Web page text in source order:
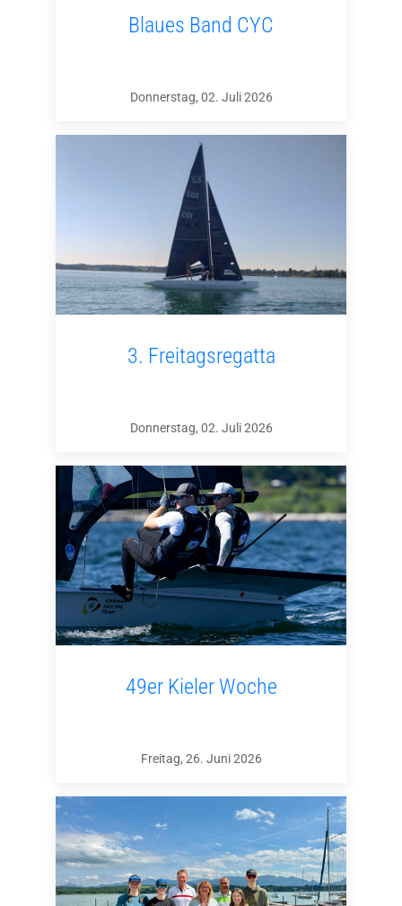
Blaues Band CYC
Donnerstag, 02. Juli 2026
3. Freitagsregatta
Donnerstag, 02. Juli 2026
49er Kieler Woche
Freitag, 26. Juni 2026